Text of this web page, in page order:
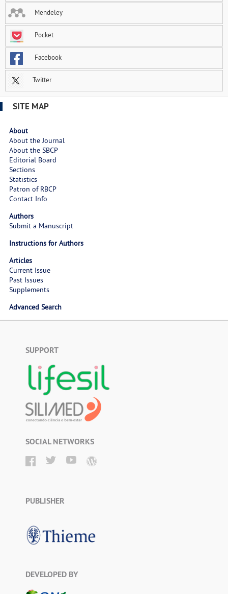
Mendeley
Pocket
Facebook
Twitter
SITE MAP
About
About the Journal
About the SBCP
Editorial Board
Sections
Statistics
Patron of RBCP
Contact Info
Authors
Submit a Manuscript
Instructions for Authors
Articles
Current Issue
Past Issues
Supplements
Advanced Search
SUPPORT
SOCIAL NETWORKS
PUBLISHER
DEVELOPED BY